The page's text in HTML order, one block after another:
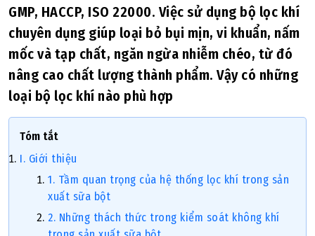
GMP, HACCP, ISO 22000. Việc sử dụng bộ lọc khí
chuyên dụng giúp loại bỏ bụi mịn, vi khuẩn, nấm
mốc và tạp chất, ngăn ngừa nhiễm chéo, từ đó
nâng cao chất lượng thành phẩm. Vậy có những
loại bộ lọc khí nào phù hợp
Tóm tắt
I. Giới thiệu
1. Tầm quan trọng của hệ thống lọc khí trong sản
xuất sữa bột
2. Những thách thức trong kiểm soát không khí